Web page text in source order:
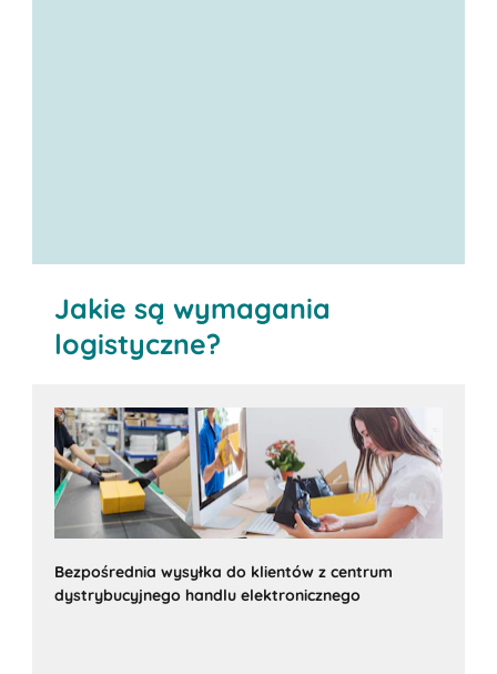
Jakie są wymagania
logistyczne?
Bezpośrednia wysyłka do klientów z centrum
dystrybucyjnego handlu elektronicznego